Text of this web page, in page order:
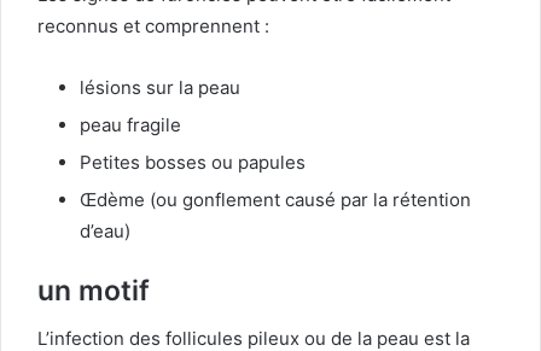
reconnus et comprennent :
lésions sur la peau
peau fragile
Petites bosses ou papules
Œdème (ou gonflement causé par la rétention
d’eau)
un motif
L’infection des follicules pileux ou de la peau est la